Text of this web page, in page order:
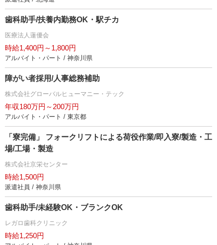
歯科助手/扶養内勤務OK・駅チカ
医療法人蓮優会
時給1,400円～1,800円
アルバイト・パート / 神奈川県
障がい者採用/人事総務補助
株式会社グローバルヒューマニー・テック
年収180万円～200万円
アルバイト・パート / 東京都
「寮完備」 フォークリフトによる荷役作業/即入寮/製造・工
場/工場・製造
株式会社京栄センター
時給1,500円
派遣社員 / 神奈川県
歯科助手/未経験OK・ブランクOK
レガロ歯科クリニック
時給1,250円